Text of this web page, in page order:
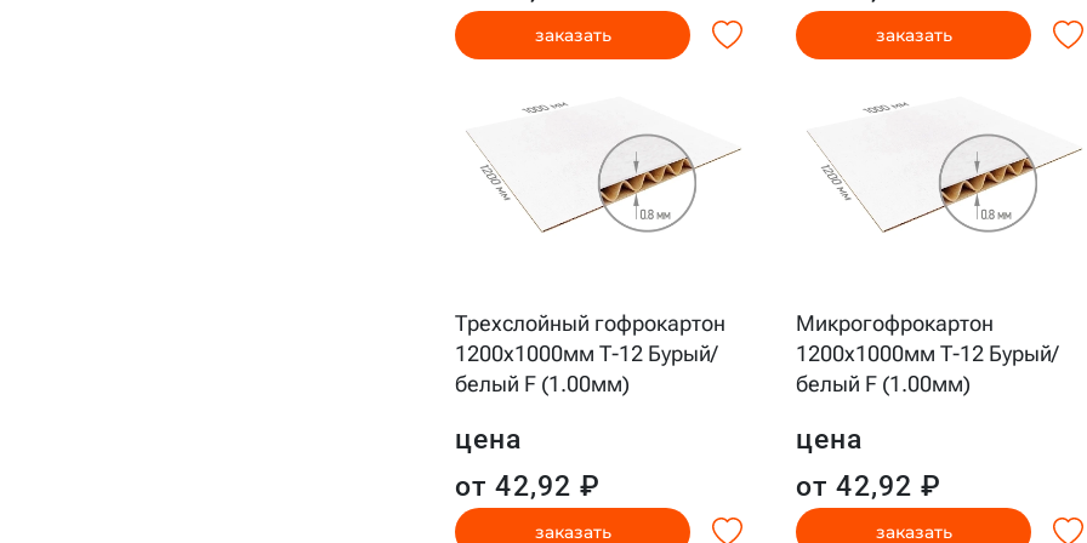
заказать заказать
Трехслойный гофрокартон
1200x1000мм Т-12 Бурый/
белый F (1.00мм)
цена
от 42,92 ₽
заказать
Микрогофрокартон
1200x1000мм Т-12 Бурый/
белый F (1.00мм)
цена
от 42,92 ₽
заказать